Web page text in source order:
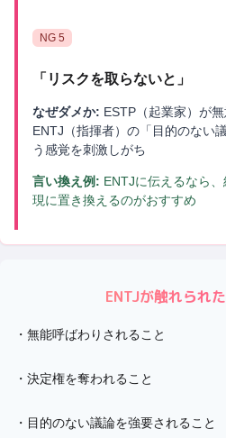
NG 5
「 リスクを取らないと 」
なぜダメか: ESTP（起業家）が
ENTJ（指揮者）の「目的のない
う感覚を刺激しがち
言い換え例: ENTJに伝えるなら
現に置き換えるのがおすすめ
ENTJが触れられ
・ 無能呼ばわりされること
・ 決定権を奪われること
・ 目的のない議論を強要されること